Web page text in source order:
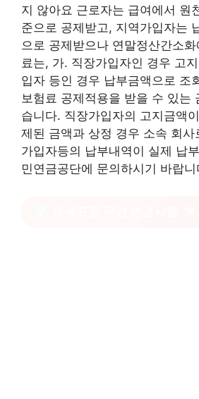
지 않아요 근로자는 급여에서 원
준으로 공제받고, 지역가입자는
으로 공제받으나 연말정산간소
료는, 가. 직장가입자인 경우 고
입자 등인 경우 납부금액으로 조
보험료 공제적용을 받을 수 있는
습니다. 직장가입자의 고지금액
제된 금액과 상정 경우 소속 회사
가입자등의 납부내역이 실제 납
민연금공단에 문의하시기 바랍니